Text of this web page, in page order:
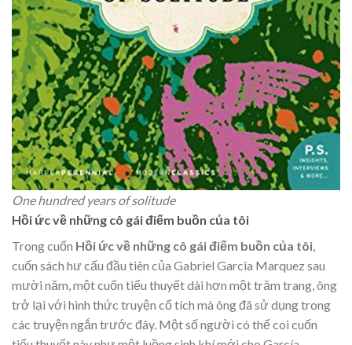
One hundred years of solitude
Hồi ức về những cô gái điếm buồn của tôi
Trong cuốn Hồi ức về những cô gái điếm buồn của tôi
cuốn sách hư cấu đầu tiên của Gabriel Garcia Marquez sau
mười năm, một cuốn tiểu thuyết dài hơn một trăm trang, ông
trở lại với hình thức truyện cổ tích mà ông đã sử dụng trong
các truyện ngắn trước đây. Một số người có thể coi cuốn